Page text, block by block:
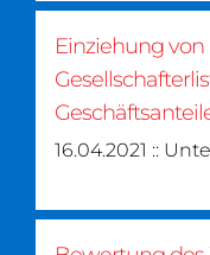
Einziehung
16.04.2021 ::